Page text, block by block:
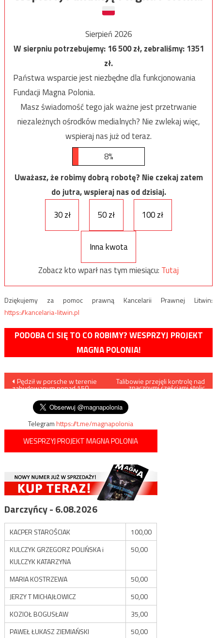
Sierpień 2026
W sierpniu potrzebujemy:16 500zł, zebraliśmy:1351
zł.
Państwa wsparcie jest niezbędne dla funkcjonowania
Fundacji Magna Polonia.
Masz świadomość tego jak ważne jest przetrwanie
niezależnych ośrodków medialnych? Nie zwlekaj więc,
wspieraj nas już od teraz.
8%
Uważasz, że robimy dobrą robotę? Nie czekaj zatem
do jutra, wspieraj nas od dzisiaj.
30 zł
50 zł 100 zł
Inna kwota
Zobacz kto wparł nas tym miesiącu: Tutaj
Dziękujemy za pomoc prawną Kancelarii Prawnej Litwin:
https://kancelaria-litwin.pl
PODOBA CI SIĘ TO CO ROBIMY? WESPRZYJ PROJEKT
MAGNA POLONIA!
Nawigacja
wpisu
Pędził w porsche w terenie
zabudowanym ponad 150
Talibowie przejęli kontrolę nad
znacznymi częściami stolic
Telegramhttps://t.me/magnapolonia
WESPRZYJ PROJEKT MAGNA POLONIA
Darczyńcy - 6.08.2026
KACPER STAROŚCIAK
100,00
KULCZYK GRZEGORZ POLIŃSKA i
KULCZYK KATARZYNA
50,00
MARIA KOSTRZEWA
50,00
JERZY T MICHAJŁOWICZ
50,00
KOZIOŁ BOGUSŁAW
35,00
PAWEŁ ŁUKASZ ZIEMIAŃSKI
50,00